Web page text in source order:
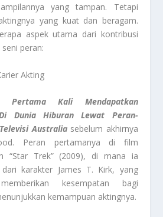
yang tampan. Tetapi
yang kuat dan beragam.
aspek utama dari kontribusi
peran:
Akting
Pertama Kali Mendapatkan
Dunia Hiburan Lewat Peran-
Australiasebelum akhirnya
Peran pertamanya di film
“Star Trek” (2009), di mana ia
karakter James T. Kirk, yang
kesempatan bagi
kemampuan aktingnya.